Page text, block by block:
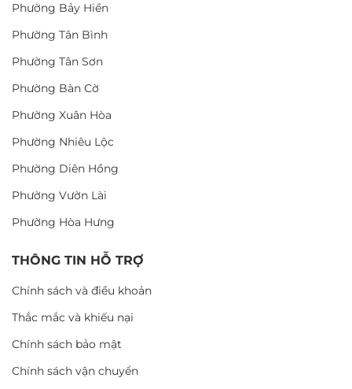
Phường Bảy Hiền
Phường Tân Bình
Phường Tân Sơn
Phường Bàn Cờ
Phường Xuân Hòa
Phường Nhiêu Lộc
Phường Diên Hồng
Phường Vườn Lài
Phường Hòa Hưng
THÔNG TIN HỖ TRỢ
Chính sách và điều khoản
Thắc mắc và khiếu nại
Chính sách bảo mật
Chính sách vận chuyển